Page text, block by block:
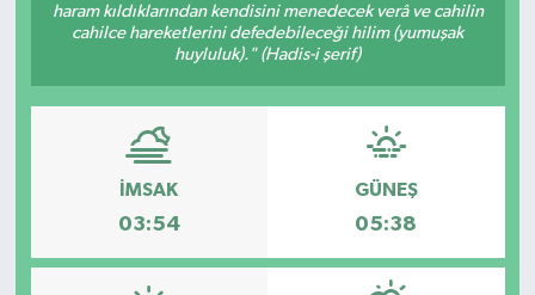
haram kıldıklarından kendisini menedecek verâ ve cahilin
cahilce hareketlerini defedebileceği hilim (yumuşak
huyluluk)." (Hadis-i şerif)
İMSAK
03:54
GÜNEŞ
05:38
Magazin
Gündem
Kültür & Sanat
Teknoloji